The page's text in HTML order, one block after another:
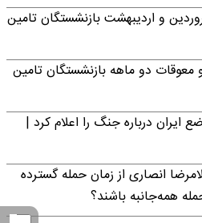
و اردیبهشت بازنشستگان تامین
معوقات دو ماهه بازنشستگان تامین
درباره جنگ را اعلام کرد |
انصاری از زمان حمله گسترده
همه‌جانبه باشند؟